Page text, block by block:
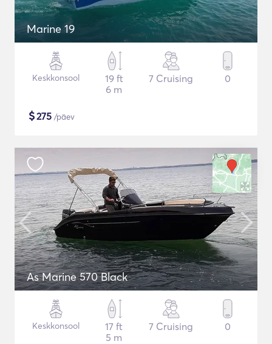
Marine 19
Keskkonsool
19 ft
6 m
7 Cruising 0
$275 /päev
As Marine 570 Black
Keskkonsool
17 ft
5 m
7 Cruising 0